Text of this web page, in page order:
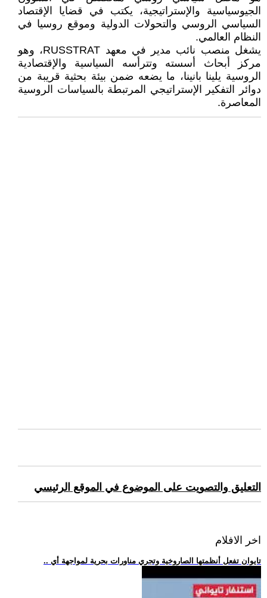
الجيوسياسية والإستراتيجية، يكتب في قضايا الإقتصاد
السياسي الروسي والتحولات الدولية وموقع روسيا في
النظام العالمي.
يشغل منصب نائب مدير في معهد RUSSTRAT، وهو
مركز أبحاث أسسته وتترأسه السياسية والإقتصادية
الروسية يلينا بانينا، ما يضعه ضمن بيئة بحثية قريبة من
دوائر التفكير الإستراتيجي المرتبطة بالسياسات الروسية
المعاصرة.
التعليق والتصويت على الموضوع في الموقع الرئيسي
اخر الافلام
.. تايوان تفعل أنظمتها الصاروخية وتجري مناورات بحرية لمواجهة أي